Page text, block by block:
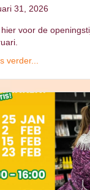
31, 2026
hier voor de
verder...